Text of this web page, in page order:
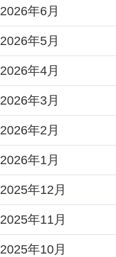
2026年6月
2026年5月
2026年4月
2026年3月
2026年2月
2026年1月
2025年12月
2025年11月
2025年10月